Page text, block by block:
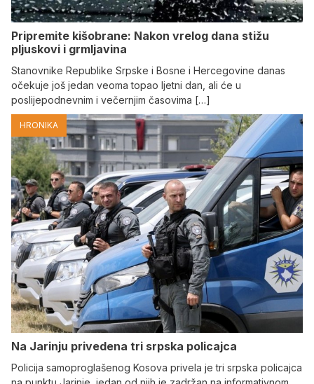
Pripremite kišobrane: Nakon vrelog dana stižu
pljuskovi i grmljavina
Stanovnike Republike Srpske i Bosne i Hercegovine danas
očekuje još jedan veoma topao ljetni dan, ali će u
poslijepodnevnim i večernjim časovima […]
HRONIKA
Na Јarinju privedena tri srpska policajca
Policija samoproglašenog Kosova privela je tri srpska policajca